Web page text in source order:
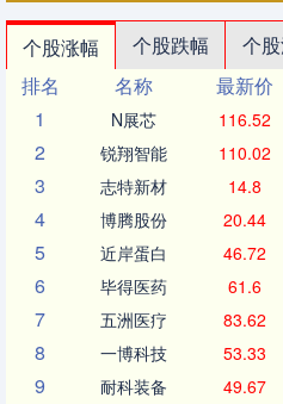
个股涨幅 个股跌幅 个
排名
名称 最新价
1
N展芯 116.52
2 锐翔智能 110.02
3 志特新材 14.8
4 博腾股份 20.44
5 近岸蛋白 46.72
6 毕得医药 61.6
7 五洲医疗 83.62
8 一博科技 53.33
9 耐科装备 49.67